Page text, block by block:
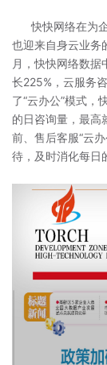
快快网络在为企
也迎来自身云业务
月，快快网络数
长225%，云服务
了“云办公”模式，
的日咨询量，最高
前、售后客服“云
待，及时消化每日